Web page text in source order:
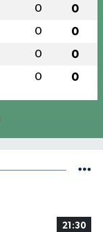
0 0
0 0
0 0
0 0
21:30